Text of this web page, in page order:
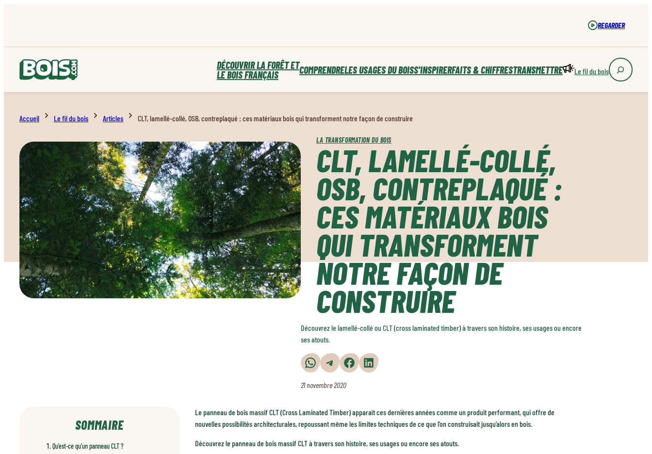
REGARDER
DÉCOUVRIR LA FORÊT ET
LE BOIS FRANÇAIS
COMPRENDRELES USAGES DU BOISS'INSPIRERFAITS & CHIFFRESTRANSMETTRE Le fil du bois
Accueil Le fil du bois Articles CLT, lamellé-collé, OSB, contreplaqué : ces matériaux bois qui transforment notre façon de construire
LA TRANSFORMATION DU BOIS
CLT, LAMELLÉ-COLLÉ,
OSB, CONTREPLAQUÉ :
CES MATÉRIAUX BOIS
QUI TRANSFORMENT
NOTRE FAÇON DE
CONSTRUIRE
Découvrez le lamellé-collé ou CLT (cross laminated timber) à travers son histoire, ses usages ou encore
ses atouts.
Partager sur WhatsApp Partager sur Telegram Partager sur Facebook Partager sur LinkedIn
21 novembre 2020
SOMMAIRE
Qu’est-ce qu’un panneau CLT ?
Le panneau de bois massif CLT (Cross Laminated Timber) apparaît ces dernières années comme un produit performant, qui offre de
nouvelles possibilités architecturales, repoussant même les limites techniques de ce que l’on construisait jusqu’alors en bois.
Découvrez le panneau de bois massif CLT à travers son histoire, ses usages ou encore ses atouts.